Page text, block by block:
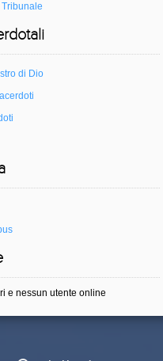
di Dio
e nessun utente online